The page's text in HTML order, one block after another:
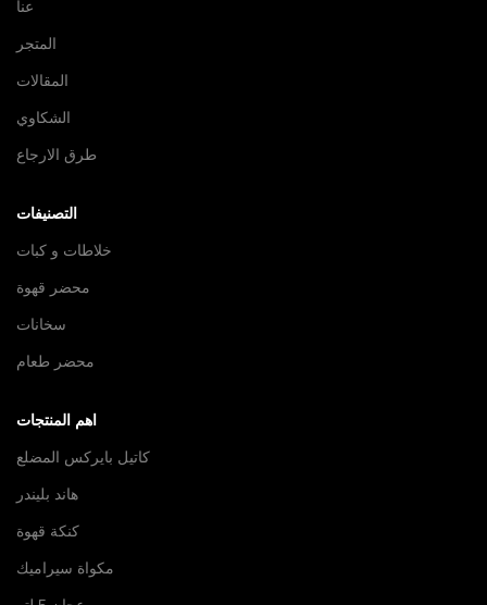
عنا
المتجر
المقالات
الشكاوي
طرق الارجاع
التصنيفات
خلاطات و كبات
محضر قهوة
سخانات
محضر طعام
اهم المنتجات
كاتيل بايركس المضلع
هاند بليندر
كنكة قهوة
مكواة سيراميك